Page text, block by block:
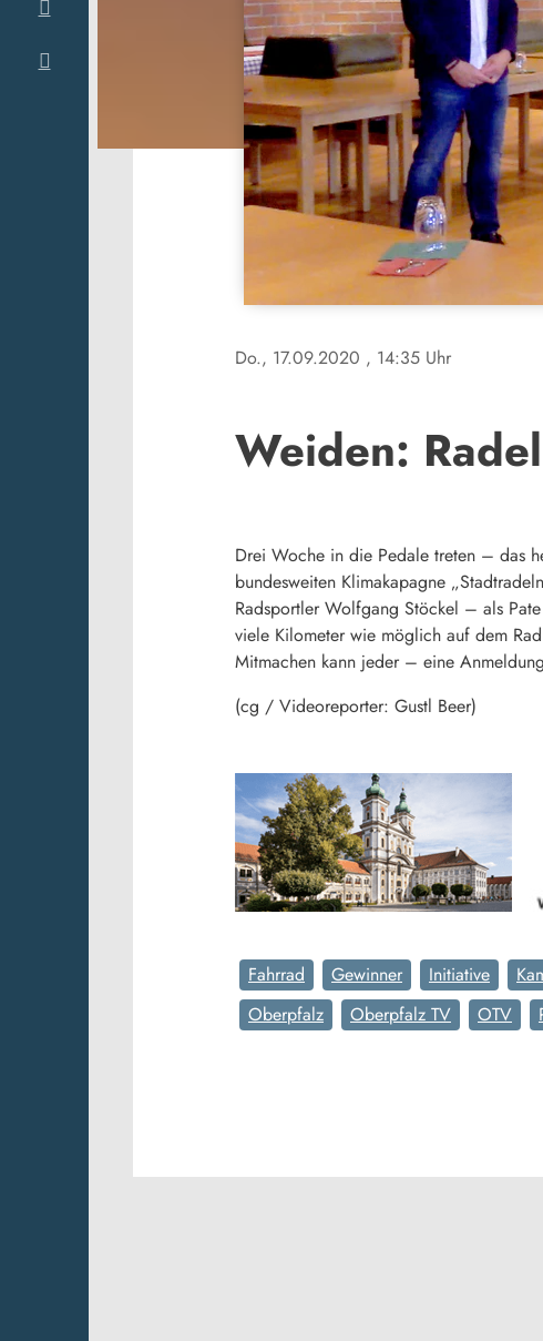
Do., 17.09.2020 , 14:35 Uhr
Weiden:
Drei Woche in die Pedale treten – das
bundesweiten Klimakapagne
Radsportler Wolfgang Stöckel – als
viele Kilometer wie möglich auf dem
Mitmachen kann jeder – eine
(cg / Videoreporter: Gustl Beer)
Fahrrad Gewinner Initiative
Oberpfalz
Oberpfalz TV OTV